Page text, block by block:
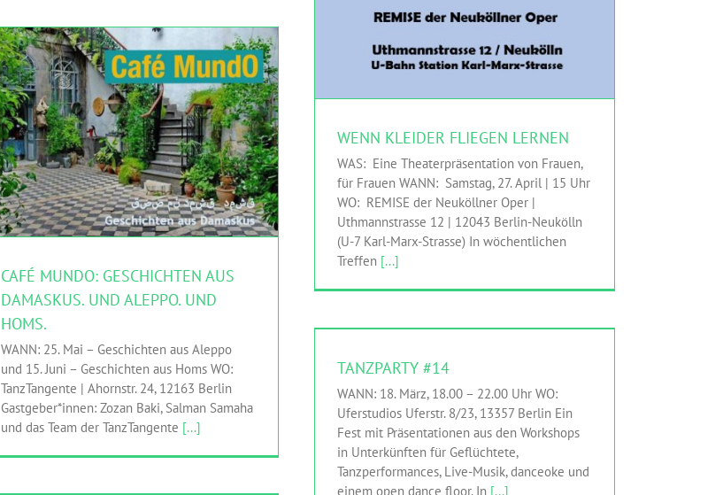
WENN KLEIDER FLIEGEN LERNEN
WAS: Eine Theaterpräsentation von Frauen,
für Frauen WANN: Samstag, 27. April | 15 Uhr
WO: REMISE der Neuköllner Oper |
Uthmannstrasse 12 | 12043 Berlin-Neukölln
(U-7 Karl-Marx-Strasse) In wöchentlichen
Treffen [...]
CAFÉ MUNDO: GESCHICHTEN AUS DAMASKUS.
UND ALEPPO. UND HOMS.
HINGEHEN TanzTangente
CAFÉ MUNDO: GESCHICHTEN AUS
DAMASKUS. UND ALEPPO. UND
HOMS.
WANN: 25. Mai – Geschichten aus Aleppo
und 15. Juni – Geschichten aus Homs WO:
TanzTangente | Ahornstr. 24, 12163 Berlin
Gastgeber*innen: Zozan Baki, Salman Samaha
und das Team der TanzTangente [...]
TANZPARTY #14
WANN: 18. März, 18.00 – 22.00 Uhr WO:
Uferstudios Uferstr. 8/23, 13357 Berlin Ein
Fest mit Präsentationen aus den Workshops
in Unterkünften für Geflüchtete,
Tanzperformances, Live-Musik, danceoke und
einem open dance floor. In [...]